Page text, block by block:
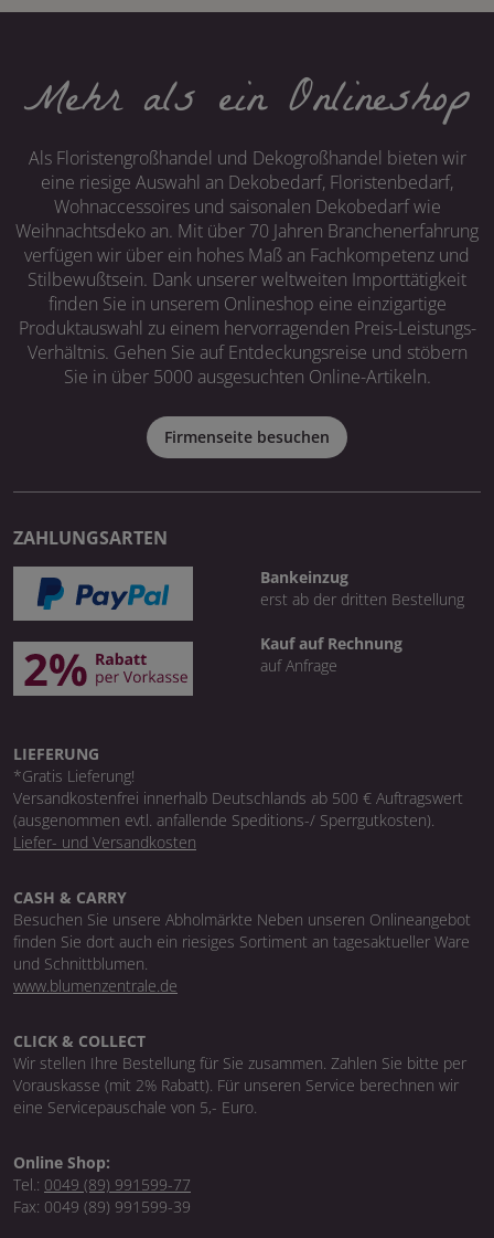
Mehr als ein Onlineshop
Als Floristengroßhandel und Dekogroßhandel bieten wir
eine riesige Auswahl an Dekobedarf, Floristenbedarf,
Wohnaccessoires und saisonalen Dekobedarf wie
Weihnachtsdeko an. Mit über 70 Jahren Branchenerfahrung
verfügen wir über ein hohes Maß an Fachkompetenz und
Stilbewußtsein. Dank unserer weltweiten Importtätigkeit
finden Sie in unserem Onlineshop eine einzigartige
Produktauswahl zu einem hervorragenden Preis-Leistungs-
Verhältnis. Gehen Sie auf Entdeckungsreise und stöbern
Sie in über 5000 ausgesuchten Online-Artikeln.
Firmenseite besuchen
ZAHLUNGSARTEN
Bankeinzug
erst ab der dritten Bestellung
Kauf auf Rechnung
auf Anfrage
LIEFERUNG
*Gratis Lieferung!
Versandkostenfrei innerhalb Deutschlands ab 500 € Auftragswert
(ausgenommen evtl. anfallende Speditions-/ Sperrgutkosten).
Liefer- und Versandkosten
CASH & CARRY
Besuchen Sie unsere Abholmärkte Neben unseren Onlineangebot
finden Sie dort auch ein riesiges Sortiment an tagesaktueller Ware
und Schnittblumen.
www.blumenzentrale.de
CLICK & COLLECT
Wir stellen Ihre Bestellung für Sie zusammen. Zahlen Sie bitte per
Vorauskasse (mit 2% Rabatt). Für unseren Service berechnen wir
eine Servicepauschale von 5,- Euro.
Online Shop:
Tel.: 0049 (89) 991599-77
Fax: 0049 (89) 991599-39